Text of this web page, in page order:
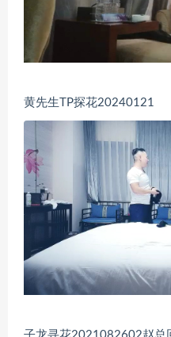
黄先生TP探花20240121